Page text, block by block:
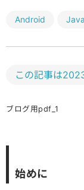
Android Java
この記事は
ブログ用pdf_1
始めに